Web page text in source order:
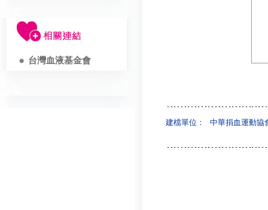
台灣血液基金會
建檔單位： 中華捐血運動協